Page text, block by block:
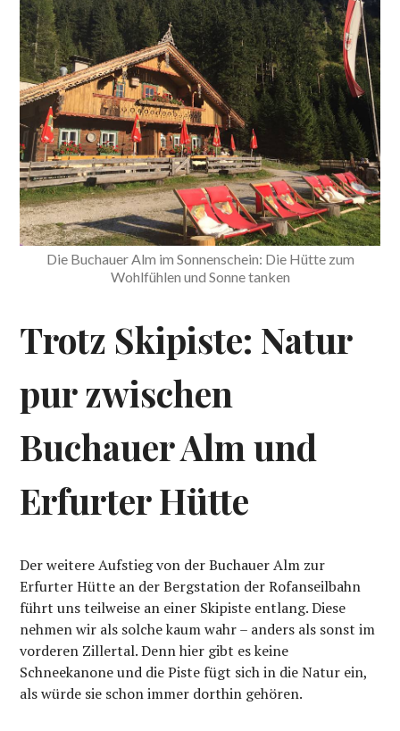
Die Buchauer Alm im Sonnenschein: Die Hütte zum
Wohlfühlen und Sonne tanken
Trotz Skipiste: Natur
pur zwischen
Buchauer Alm und
Erfurter Hütte
Der weitere Aufstieg von der Buchauer Alm zur
Erfurter Hütte an der Bergstation der Rofanseilbahn
führt uns teilweise an einer Skipiste entlang. Diese
nehmen wir als solche kaum wahr – anders als sonst im
vorderen Zillertal. Denn hier gibt es keine
Schneekanone und die Piste fügt sich in die Natur ein,
als würde sie schon immer dorthin gehören.